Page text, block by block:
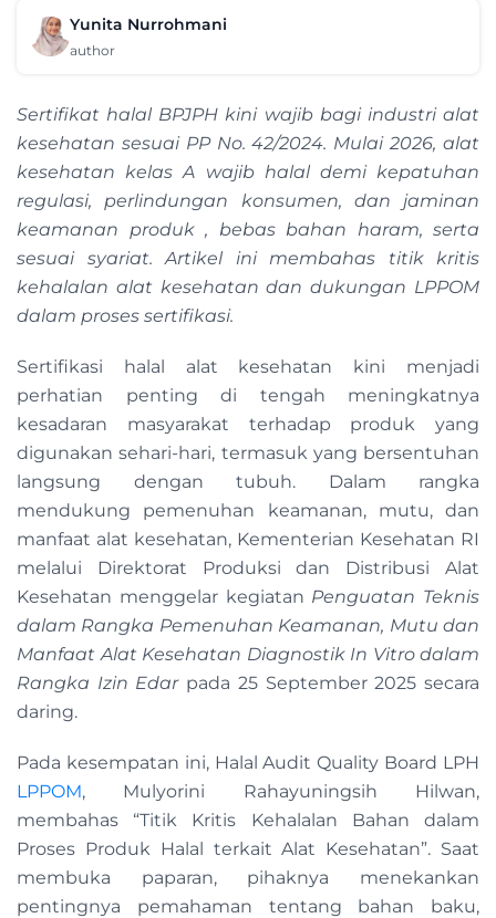
Yunita Nurrohmani
author
Sertifikat halal BPJPH kini wajib bagi industri alat
kesehatan sesuai PP No. 42/2024. Mulai 2026, alat
kesehatan kelas A wajib halal demi kepatuhan
regulasi, perlindungan konsumen, dan jaminan
keamanan produk , bebas bahan haram, serta
sesuai syariat. Artikel ini membahas titik kritis
kehalalan alat kesehatan dan dukungan LPPOM
dalam proses sertifikasi.
Sertifikasi halal alat kesehatan kini menjadi
perhatian penting di tengah meningkatnya
kesadaran masyarakat terhadap produk yang
digunakan sehari-hari, termasuk yang bersentuhan
langsung dengan tubuh. Dalam rangka
mendukung pemenuhan keamanan, mutu, dan
manfaat alat kesehatan, Kementerian Kesehatan RI
melalui Direktorat Produksi dan Distribusi Alat
Kesehatan menggelar kegiatan Penguatan Teknis
dalam Rangka Pemenuhan Keamanan, Mutu dan
Manfaat Alat Kesehatan Diagnostik In Vitro dalam
Rangka Izin Edarpada 25 September 2025 secara
daring.
Pada kesempatan ini, Halal Audit Quality Board LPH
LPPOM, Mulyorini Rahayuningsih Hilwan,
membahas “Titik Kritis Kehalalan Bahan dalam
Proses Produk Halal terkait Alat Kesehatan”. Saat
membuka paparan, pihaknya menekankan
pentingnya pemahaman tentang bahan baku,